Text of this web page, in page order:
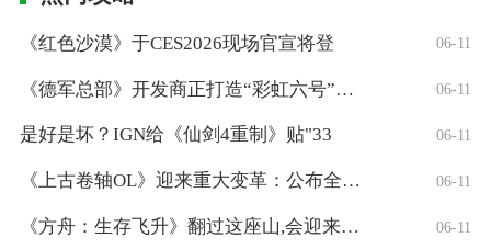
《红色沙漠》于CES2026现场官宣将登 06-11
《德军总部》开发商正打造“彩虹六号”风格 06-11
是好是坏？IGN给《仙剑4重制》贴"33 06-11
《上古卷轴OL》迎来重大变革：公布全新「 06-11
《方舟：生存飞升》翻过这座山,会迎来真正 06-11